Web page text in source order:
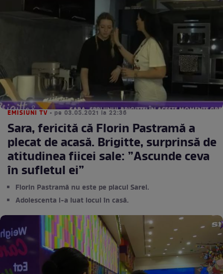
EMISIUNI TV • pe 03.05.2021 la 22:36
Sara, fericită că Florin Pastramă a
plecat de acasă. Brigitte, surprinsă de
atitudinea fiicei sale: ”Ascunde ceva
în sufletul ei”
Florin Pastramă nu este pe placul Sarei.
Adolescenta i-a luat locul în casă.